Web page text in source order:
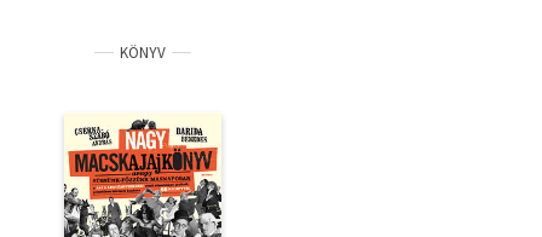
KÖNYV